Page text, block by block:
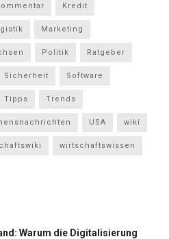
Kredit
Marketing
Politik Ratgeber
Sicherheit Software
Tipps Trends
USA wiki
wirtschaftswissen
Warum die Digitalisierung